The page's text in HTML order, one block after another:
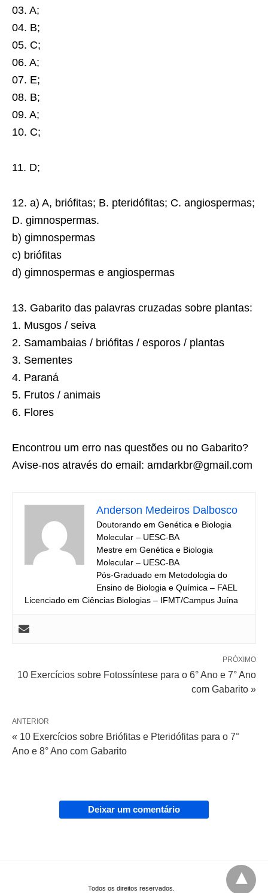
03. A;
04. B;
05. C;
06. A;
07. E;
08. B;
09. A;
10. C;
11. D;
12. a) A, briófitas; B. pteridófitas; C. angiospermas;
D. gimnospermas.
b) gimnospermas
c) briófitas
d) gimnospermas e angiospermas
13. Gabarito das palavras cruzadas sobre plantas:
1. Musgos / seiva
2. Samambaias / briófitas / esporos / plantas
3. Sementes
4. Paraná
5. Frutos / animais
6. Flores
Encontrou um erro nas questões ou no Gabarito?
Avise-nos através do email: amdarkbr@gmail.com
Anderson Medeiros Dalbosco
Doutorando em Genética e Biologia
Molecular – UESC-BA
Mestre em Genética e Biologia
Molecular – UESC-BA
Pós-Graduado em Metodologia do
Ensino de Biologia e Química – FAEL
Licenciado em Ciências Biologias – IFMT/Campus Juína
PRÓXIMO
10 Exercícios sobre Fotossíntese para o 6° Ano e 7° Ano
com Gabarito »
ANTERIOR
« 10 Exercícios sobre Briófitas e Pteridófitas para o 7°
Ano e 8° Ano com Gabarito
Deixar um comentário
Todos os direitos reservados.